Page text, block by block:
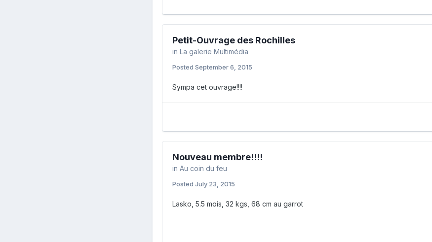
Petit-Ouvrage des Rochilles
in La galerie Multimédia
Posted September 6, 2015
Sympa cet ouvrage!!!!
Nouveau membre!!!!
in Au coin du feu
Posted July 23, 2015
Lasko, 5.5 mois, 32 kgs, 68 cm au garrot